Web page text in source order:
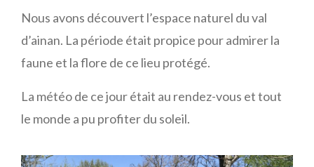
Nous avons découvert l’espace naturel du val
d’ainan. La période était propice pour admirer la
faune et la flore de ce lieu protégé.
La météo de ce jour était au rendez-vous et tout
le monde a pu profiter du soleil.